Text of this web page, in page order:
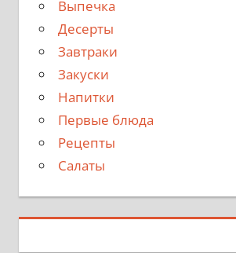
Выпечка
Десерты
Завтраки
Закуски
Напитки
Первые блюда
Рецепты
Салаты